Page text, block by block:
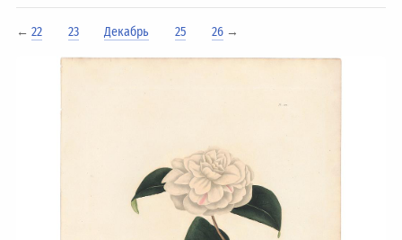
←22 23 Декабрь 25 26→